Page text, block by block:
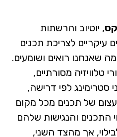
, יוטיוב והרשתות
עיקריים לצריכת תכנים
שאנחנו רואים ושומעים.
טלוויזיה מסורתיים,
סטרימינג לפי דרישה,
של תכנים מכל מקום
התכנים והנגישות שלהם
אך מהצד השני,